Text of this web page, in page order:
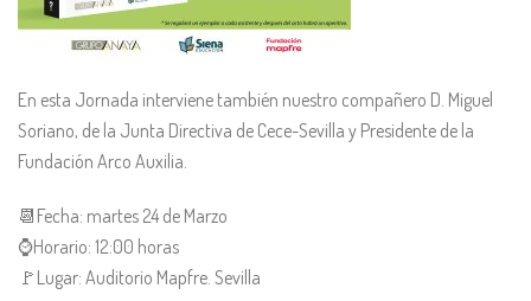
En esta Jornada interviene también nuestro compañero D. Miguel
Soriano, de la Junta Directiva de Cece-Sevilla y Presidente de la
Fundación Arco Auxilia.
📆Fecha: martes 24 de Marzo
⌚Horario: 12:00 horas
🚩Lugar: Auditorio Mapfre. Sevilla